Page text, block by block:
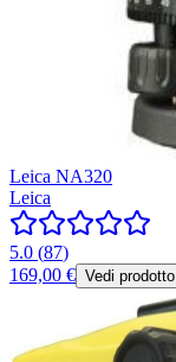
Leica NA320
Leica
5.0 (87)
169,00 € Vedi prodotto